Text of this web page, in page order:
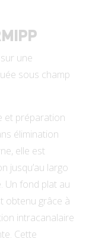
une
sous champ
et préparation
élimination
elle est
jusqu’au largo
Un fond plat au
obtenu grâce à
intracanalaire
Cette